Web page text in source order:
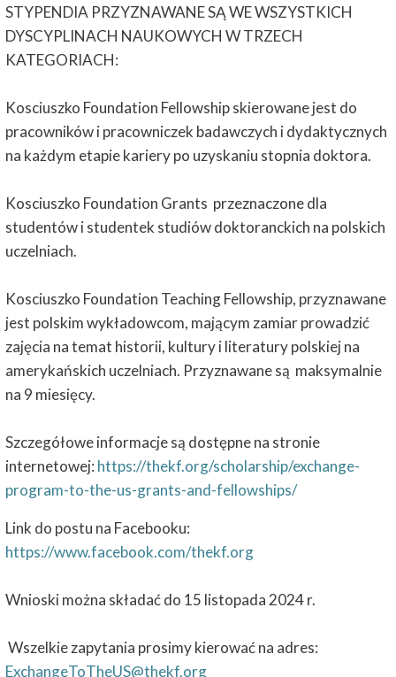
STYPENDIA PRZYZNAWANE SĄ WE WSZYSTKICH
DYSCYPLINACH NAUKOWYCH W TRZECH
KATEGORIACH:
Kosciuszko Foundation Fellowship skierowane jest do
pracowników i pracowniczek badawczych i dydaktycznych
na każdym etapie kariery po uzyskaniu stopnia doktora.
Kosciuszko Foundation Grants przeznaczone dla
studentów i studentek studiów doktoranckich na polskich
uczelniach.
Kosciuszko Foundation Teaching Fellowship, przyznawane
jest polskim wykładowcom, mającym zamiar prowadzić
zajęcia na temat historii, kultury i literatury polskiej na
amerykańskich uczelniach. Przyznawane są maksymalnie
na 9 miesięcy.
Szczegółowe informacje są dostępne na stronie
internetowej: https://thekf.org/scholarship/exchange-
program-to-the-us-grants-and-fellowships/
Link do postu na Facebooku:
https://www.facebook.com/thekf.org
Wnioski można składać do 15 listopada 2024 r.
Wszelkie zapytania prosimy kierować na adres:
ExchangeToTheUS@thekf.org